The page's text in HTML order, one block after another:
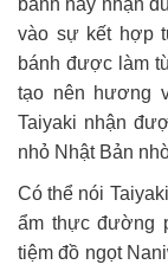
bánh này nhận
vào sự kết hợp
bánh được làm
tạo nên hương
Taiyaki nhận
nhỏ Nhật Bản
Có thể nói
ẩm thực đường
tiệm đồ ngọt